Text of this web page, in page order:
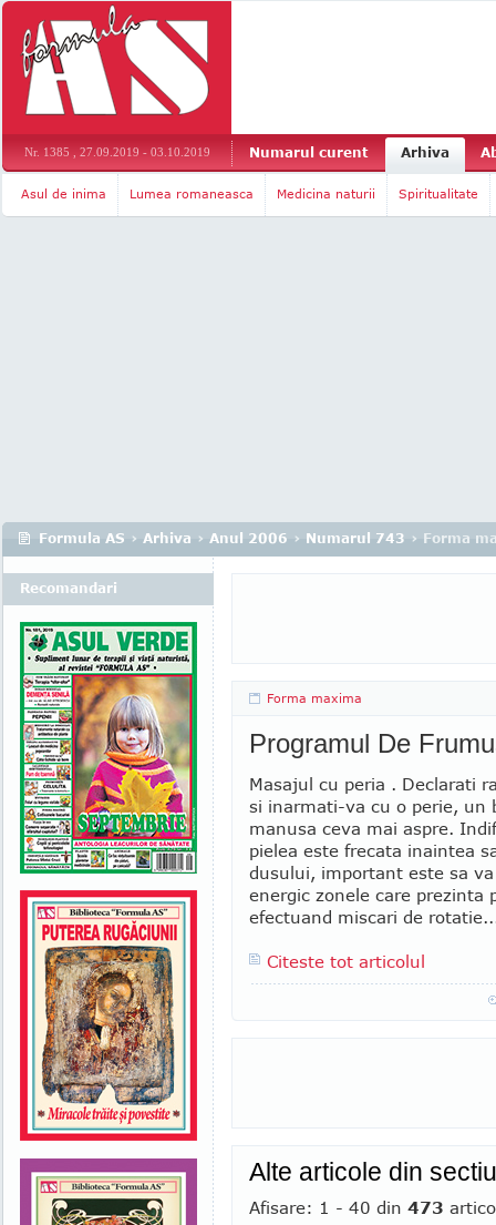
Nr. 1385 , 27.09.2019 - 03.10.2019 Numarul curent Arhiva
Asul de inima Lumea romaneasca Medicina naturii Spiritualitate
Formula AS › Arhiva › Anul 2006 › Numarul 743 › Forma
Forma maxima
Programul De
Masajul cu peria . Declarati
si inarmati-va cu o perie, un
manusa ceva mai aspre.
pielea este frecata inaintea
dusului, important este sa
energic zonele care prezinta
efectuand miscari de
Citeste tot articolul
Alte articole din
Afisare: 1 - 40 din 473
Recomandari